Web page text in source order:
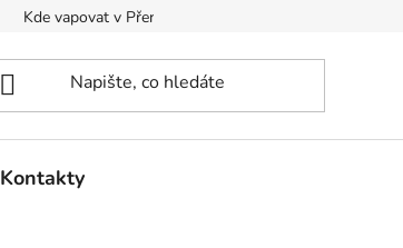
Kde vapovat v Přerově?
Kontakty